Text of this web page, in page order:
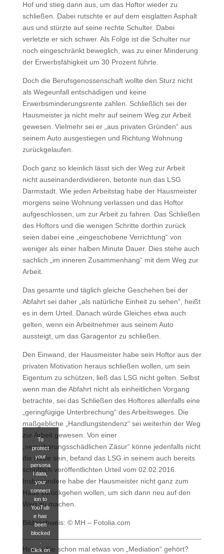
Hof und stieg dann aus, um das Hoftor wieder zu
schließen. Dabei rutschte er auf dem eisglatten Asphalt
aus und stürzte auf seine rechte Schulter. Dabei
verletzte er sich schwer. Als Folge ist die Schulter nur
noch eingeschränkt beweglich, was zu einer Minderung
der Erwerbsfähigkeit um 30 Prozent führte.
Doch die Berufsgenossenschaft wollte den Sturz nicht
als Wegeunfall entschädigen und keine
Erwerbsminderungsrente zahlen. Schließlich sei der
Hausmeister ja nicht mehr auf seinem Weg zur Arbeit
gewesen. Vielmehr sei er „aus privaten Gründen“ aus
seinem Auto ausgestiegen und Richtung Wohnung
zurückgelaufen.
Doch ganz so kleinlich lässt sich der Weg zur Arbeit
nicht auseinanderdividieren, betonte nun das LSG
Darmstadt. Wie jeden Arbeitstag habe der Hausmeister
morgens seine Wohnung verlassen und das Hoftor
aufgeschlossen, um zur Arbeit zu fahren. Das Schließen
des Hoftors und die wenigen Schritte dorthin zurück
seien dabei eine „eingeschobene Verrichtung“ von
weniger als einer halben Minute Dauer. Dies stehe auch
sachlich „im inneren Zusammenhang“ mit dem Weg zur
Arbeit.
Das gesamte und täglich gleiche Geschehen bei der
Abfahrt sei daher „als natürliche Einheit zu sehen“, heißt
es in dem Urteil. Danach würde Gleiches etwa auch
gelten, wenn ein Arbeitnehmer aus seinem Auto
aussteigt, um das Garagentor zu schließen.
Den Einwand, der Hausmeister habe sein Hoftor aus der
privaten Motivation heraus schließen wollen, um sein
Eigentum zu schützen, ließ das LSG nicht gelten. Selbst
wenn man die Abfahrt nicht als einheitlichen Vorgang
betrachte, sei das Schließen des Hoftores allenfalls eine
„geringfügige Unterbrechung“ des Arbeitsweges. Die
maßgebliche „Handlungstendenz“ sei weiterhin der Weg
zur Arbeit gewesen. Von einer
„versicherungsschädlichen Zäsur“ könne jedenfalls nicht
die Rede sein, befand das LSG in seinem auch bereits
schriftlich veröffentlichten Urteil vom 02.02.2016.
Insbesondere habe der Hausmeister nicht ganz zum
Haus zurückgehen wollen, um sich dann neu auf den
Weg zu machen.
Bildnachweis: © MH – Fotolia.com
Haben Sie schon mal etwas von „Mediation“ gehört?
To
protect
your
persona
l data,
your
connect
ion to
YouTub
e has
been
blocked
.
Click on